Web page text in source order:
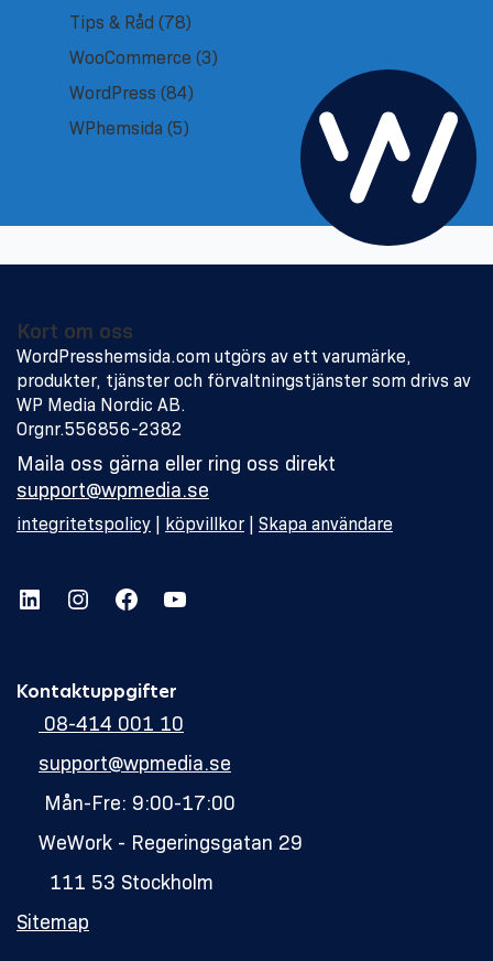
Tips & Råd (78)
WooCommerce (3)
WordPress (84)
WPhemsida (5)
Kort om oss
WordPresshemsida.com utgörs av ett varumärke,
produkter, tjänster och förvaltningstjänster som drivs av
WP Media Nordic AB.
Orgnr.556856-2382
Maila oss gärna eller ring oss direkt
support@wpmedia.se
integritetspolicy köpvillkor Skapa användare
LinkedInInstagram
Facebook
YouTube
Kontaktuppgifter
08-414 001 10
support@wpmedia.se
Mån-Fre: 9:00-17:00
WeWork - Regeringsgatan 29
111 53 Stockholm
Sitemap